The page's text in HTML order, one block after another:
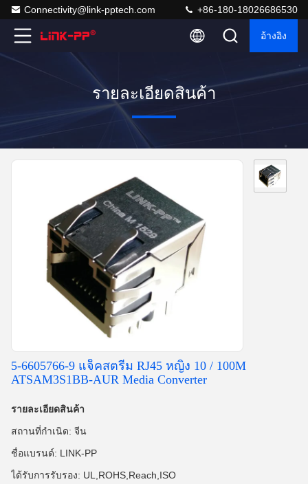
Connectivity@link-pptech.com +86-180-18026686530
อ้างอิง
รายละเอียดสินค้า
5-6605766-9 แจ็คสตรีม RJ45 หญิง 10 / 100M
ATSAM3S1BB-AUR Media Converter
รายละเอียดสินค้า
สถานที่กำเนิด: จีน
ชื่อแบรนด์: LINK-PP
ได้รับการรับรอง: UL,ROHS,Reach,ISO